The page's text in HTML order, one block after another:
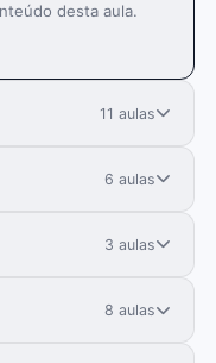
desta aula.
11 aulas
6 aulas
3 aulas
8 aulas